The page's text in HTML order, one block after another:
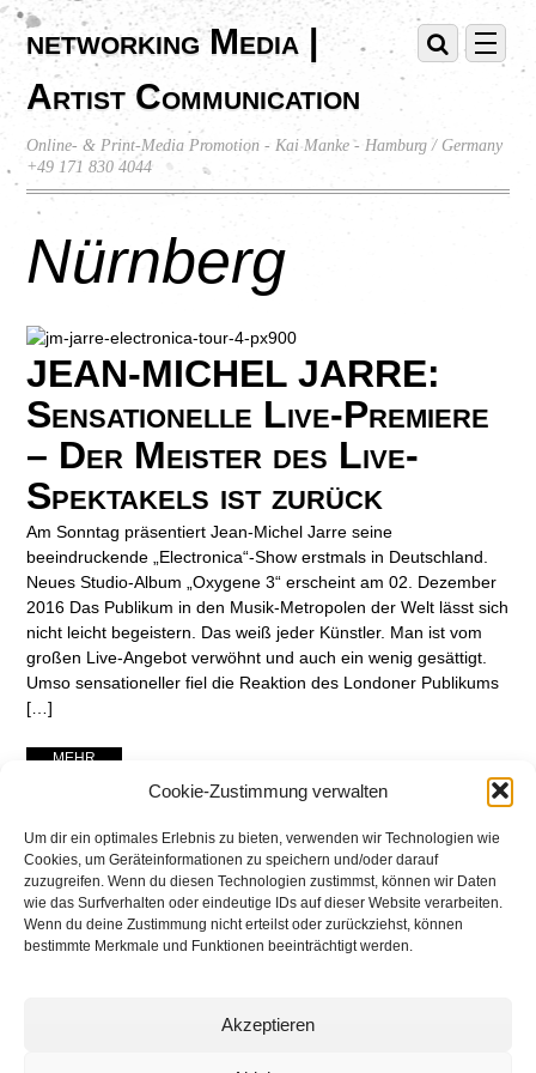
Cookie-Zustimmung verwalten
Um dir ein optimales Erlebnis zu bieten, verwenden wir Technologien wie
Cookies, um Geräteinformationen zu speichern und/oder darauf
zuzugreifen. Wenn du diesen Technologien zustimmst, können wir Daten
wie das Surfverhalten oder eindeutige IDs auf dieser Website verarbeiten.
Wenn du deine Zustimmung nicht erteilst oder zurückziehst, können
bestimmte Merkmale und Funktionen beeinträchtigt werden.
Akzeptieren
networking Media |
Artist Communication
Online- & Print-Media Promotion - Kai Manke - Hamburg / Germany
+49 171 830 4044
Nürnberg
JEAN-MICHEL JARRE:
Sensationelle Live-Premiere
– Der Meister des Live-
Spektakels ist zurück
Am Sonntag präsentiert Jean-Michel Jarre seine
beeindruckende „Electronica“-Show erstmals in Deutschland.
Neues Studio-Album „Oxygene 3“ erscheint am 02. Dezember
2016 Das Publikum in den Musik-Metropolen der Welt lässt sich
nicht leicht begeistern. Das weiß jeder Künstler. Man ist vom
großen Live-Angebot verwöhnt und auch ein wenig gesättigt.
Umso sensationeller fiel die Reaktion des Londoner Publikums
[…]
... MEHR ...
networking Media | Artist